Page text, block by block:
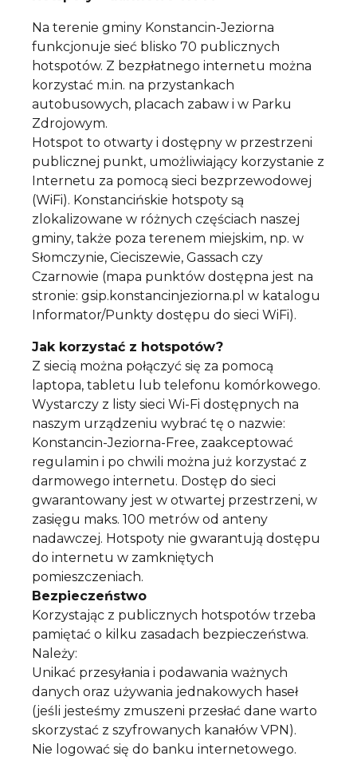
Na terenie gminy Konstancin-Jeziorna
funkcjonuje sieć blisko 70 publicznych
hotspotów. Z bezpłatnego internetu można
korzystać m.in. na przystankach
autobusowych, placach zabaw i w Parku
Zdrojowym.
Hotspot to otwarty i dostępny w przestrzeni
publicznej punkt, umożliwiający korzystanie z
Internetu za pomocą sieci bezprzewodowej
(WiFi). Konstancińskie hotspoty są
zlokalizowane w różnych częściach naszej
gminy, także poza terenem miejskim, np. w
Słomczynie, Cieciszewie, Gassach czy
Czarnowie (mapa punktów dostępna jest na
stronie: gsip.konstancinjeziorna.pl w katalogu
Informator/Punkty dostępu do sieci WiFi).
Jak korzystać z hotspotów?
Z siecią można połączyć się za pomocą
laptopa, tabletu lub telefonu komórkowego.
Wystarczy z listy sieci Wi-Fi dostępnych na
naszym urządzeniu wybrać tę o nazwie:
Konstancin-Jeziorna-Free, zaakceptować
regulamin i po chwili można już korzystać z
darmowego internetu. Dostęp do sieci
gwarantowany jest w otwartej przestrzeni, w
zasięgu maks. 100 metrów od anteny
nadawczej. Hotspoty nie gwarantują dostępu
do internetu w zamkniętych
pomieszczeniach.
Bezpieczeństwo
Korzystając z publicznych hotspotów trzeba
pamiętać o kilku zasadach bezpieczeństwa.
Należy:
Unikać przesyłania i podawania ważnych
danych oraz używania jednakowych haseł
(jeśli jesteśmy zmuszeni przesłać dane warto
skorzystać z szyfrowanych kanałów VPN).
Nie logować się do banku internetowego.